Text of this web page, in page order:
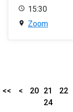
15:30
Zoom
<< < 20 21 22
24